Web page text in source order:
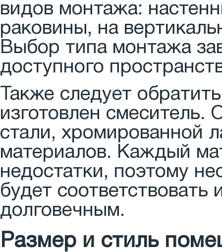
видов монтажа:
раковины, на
Выбор типа монтажа
доступного
Также следует
изготовлен
стали, хромированной
материалов. Каждый
недостатки, поэтому
будет
долговечным.
Размер и стиль